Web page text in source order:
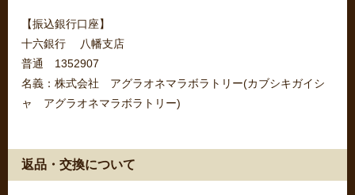
【振込銀行口座】
十六銀行 八幡支店
普通 1352907
名義：株式会社 アグラオネマラボラトリー(カブシキガイシ
ャ アグラオネマラボラトリー)
返品・交換について